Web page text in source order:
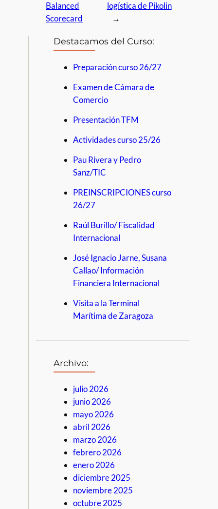
Balanced
Scorecard
logística de Pikolin
→
Destacamos del Curso:
Preparación curso 26/27
Examen de Cámara de
Comercio
Presentación TFM
Actividades curso 25/26
Pau Rivera y Pedro
Sanz/TIC
PREINSCRIPCIONES curso
26/27
Raúl Burillo/ Fiscalidad
Internacional
José Ignacio Jarne, Susana
Callao/ Información
Financiera Internacional
Visita a la Terminal
Marítima de Zaragoza
Archivo:
julio 2026
junio 2026
mayo 2026
abril 2026
marzo 2026
febrero 2026
enero 2026
diciembre 2025
noviembre 2025
octubre 2025